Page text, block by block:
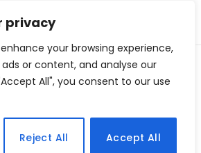
privacy
your browsing experience,
or content, and analyse our
All", you consent to our use
Reject All Accept All
"peste negra"